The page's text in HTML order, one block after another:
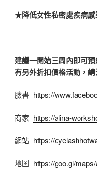
★降低女性私密處疾病感
建議一開始三周內即可
有另外折扣價格活動，
臉書 https://
商家 https://alina-
網站 https://
地圖 https://goo.gl/